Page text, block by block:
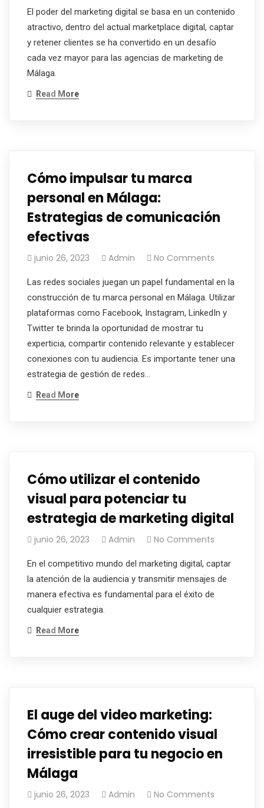
El poder del marketing digital se basa en un contenido
atractivo, dentro del actual marketplace digital, captar
y retener clientes se ha convertido en un desafío
cada vez mayor para las agencias de marketing de
Málaga.
Read More
Cómo impulsar tu marca
personal en Málaga:
Estrategias de comunicación
efectivas
junio 26, 2023 Admin No Comments
Las redes sociales juegan un papel fundamental en la
construcción de tu marca personal en Málaga. Utilizar
plataformas como Facebook, Instagram, LinkedIn y
Twitter te brinda la oportunidad de mostrar tu
experticia, compartir contenido relevante y establecer
conexiones con tu audiencia. Es importante tener una
estrategia de gestión de redes…
Read More
Cómo utilizar el contenido
visual para potenciar tu
estrategia de marketing digital
junio 26, 2023 Admin No Comments
En el competitivo mundo del marketing digital, captar
la atención de la audiencia y transmitir mensajes de
manera efectiva es fundamental para el éxito de
cualquier estrategia.
Read More
El auge del video marketing:
Cómo crear contenido visual
irresistible para tu negocio en
Málaga
junio 26, 2023 Admin No Comments